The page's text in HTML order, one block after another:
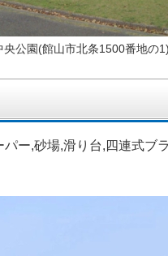
央公園(館山市北条1500番地の
ー,砂場,滑り台,四連式ブ